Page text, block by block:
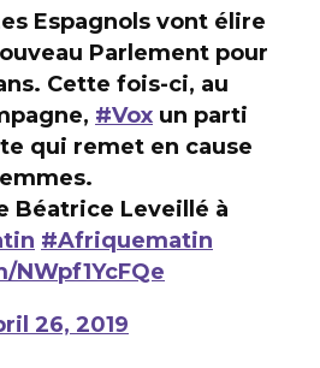
Espagnols vont élire
Parlement pour
Cette fois-ci, au
#Vox un parti
qui remet en cause
Béatrice Leveillé à
#Afriquematin
26, 2019